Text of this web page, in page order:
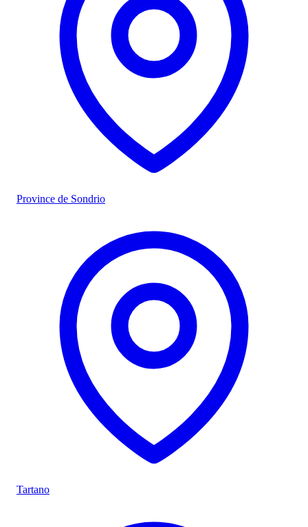
Province de Sondrio
Tartano